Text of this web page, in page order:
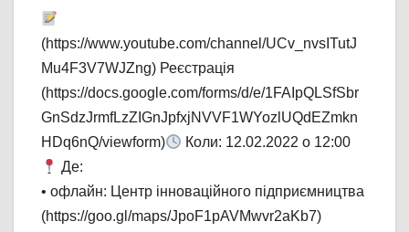
(https://www.youtube.com/channel/UCv_nvsITutJ
Mu4F3V7WJZng) Реєстрація
(https://docs.google.com/forms/d/e/1FAIpQLSfSbr
GnSdzJrmfLzZIGnJpfxjNVVF1WYozlUQdEZmkn
HDq6nQ/viewform)
Коли: 12.02.2022 о 12:00
Де:
• офлайн: Центр інноваційного підприємництва
(https://goo.gl/maps/JpoF1pAVMwvr2aKb7)